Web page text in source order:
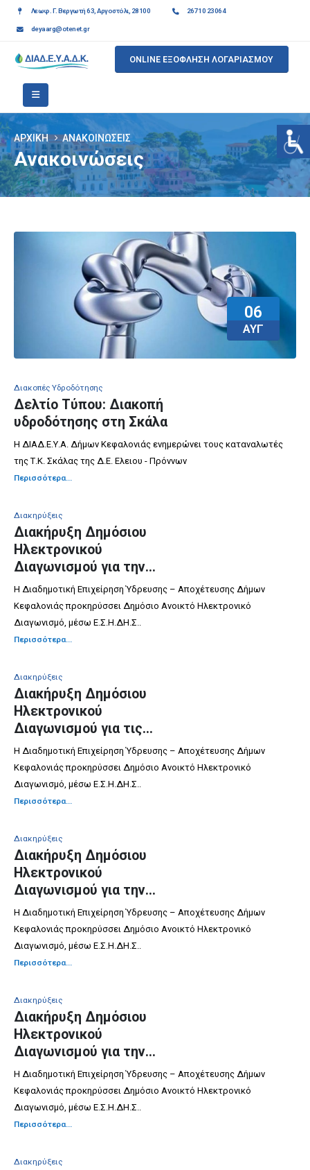
Λεωφ. Γ. Βεργωτή 63, Αργοστόλι, 28100 26710 23064
deyaarg@otenet.gr
ONLINE ΕΞΟΦΛΗΣΗ ΛΟΓΑΡΙΑΣΜΟΥ
ΑΡΧΙΚΉ ΑΝΑΚΟΙΝΏΣΕΙΣ
Ανακοινώσεις
06
ΑΥΓ
Διακοπές Υδροδότησης
Δελτίο Τύπου: Διακοπή
υδροδότησης στη Σκάλα
Η ΔΙΑΔ.Ε.Υ.Α. Δήμων Κεφαλονιάς ενημερώνει τους καταναλωτές
της Τ.Κ. Σκάλας της Δ.Ε. Ελειου - Πρόννων
Περισσότερα...
Διακηρύξεις
Διακήρυξη Δημόσιου
Ηλεκτρονικού
Διαγωνισμού για την
ΠΑΡΟΧΗ ΥΠΗΡΕΣΙΩΝ
ΔΕΙΓΜΑΤΟΛΗΨΙΑΣ ΚΑΙ
ΕΡΓΑΣΤΗΡΙΑΚΩΝ
ΑΝΑΛΥΣΕΩΝ
Η Διαδημοτική Επιχείρηση Ύδρευσης – Αποχέτευσης Δήμων
Κεφαλονιάς προκηρύσσει Δημόσιο Ανοικτό Ηλεκτρονικό
Διαγωνισμό, μέσω Ε.Σ.Η.ΔΗ.Σ..
Περισσότερα...
Διακηρύξεις
Διακήρυξη Δημόσιου
Ηλεκτρονικού
Διαγωνισμού για τις
ΥΠΗΡΕΣΙΕΣ ΚΑΘΑΡΙΣΜΟΥ
ΔΙΚΤΥΩΝ ΟΜΒΡΙΩΝ
ΥΔΑΤΩΝ ΣΤΙΣ Δ.Ε.
ΠΑΛΙΚΗΣ & ΣΑΜΗΣ
Η Διαδημοτική Επιχείρηση Ύδρευσης – Αποχέτευσης Δήμων
Κεφαλονιάς προκηρύσσει Δημόσιο Ανοικτό Ηλεκτρονικό
Διαγωνισμό, μέσω Ε.Σ.Η.ΔΗ.Σ..
Περισσότερα...
Διακηρύξεις
Διακήρυξη Δημόσιου
Ηλεκτρονικού
Διαγωνισμού για την
ΠΡΟΜΗΘΕΙΑ
ΥΔΡΟΜΕΤΡΗΤΩΝ
Η Διαδημοτική Επιχείρηση Ύδρευσης – Αποχέτευσης Δήμων
Κεφαλονιάς προκηρύσσει Δημόσιο Ανοικτό Ηλεκτρονικό
Διαγωνισμό, μέσω Ε.Σ.Η.ΔΗ.Σ..
Περισσότερα...
Διακηρύξεις
Διακήρυξη Δημόσιου
Ηλεκτρονικού
Διαγωνισμού για την
ΠΡΟΜΗΘΕΙΑ ΒΑΝΩΝ &
ΟΡΕΙΧΑΛΚΙΝΩΝ ΥΛΙΚΩΝ
ΥΔΡΕΥΣΗΣ
Η Διαδημοτική Επιχείρηση Ύδρευσης – Αποχέτευσης Δήμων
Κεφαλονιάς προκηρύσσει Δημόσιο Ανοικτό Ηλεκτρονικό
Διαγωνισμό, μέσω Ε.Σ.Η.ΔΗ.Σ..
Περισσότερα...
Διακηρύξεις